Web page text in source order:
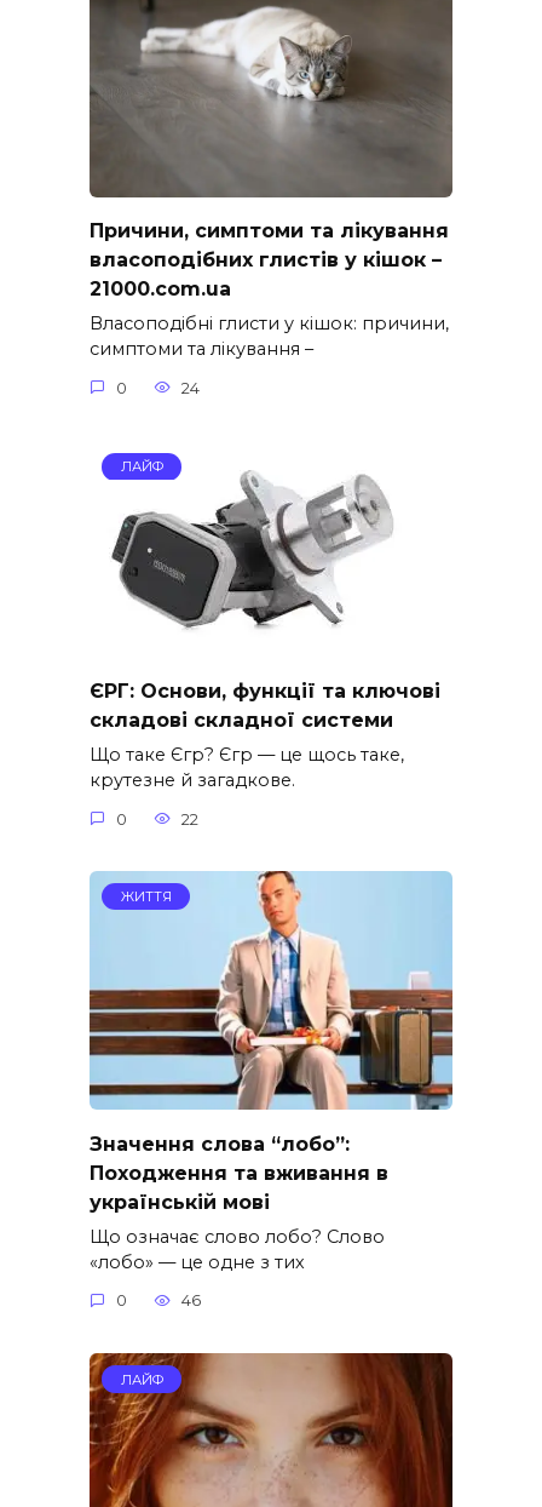
Причини, симптоми та лікування
власоподібних глистів у кішок –
21000.com.ua
Власоподібні глисти у кішок: причини,
симптоми та лікування –
0 24
ЛАЙФ
ЄРГ: Основи, функції та ключові
складові складної системи
Що таке Єгр? Єгр — це щось таке,
крутезне й загадкове.
0 22
ЖИТТЯ
Значення слова “лобо”:
Походження та вживання в
українській мові
Що означає слово лобо? Слово
«лобо» — це одне з тих
0 46
ЛАЙФ